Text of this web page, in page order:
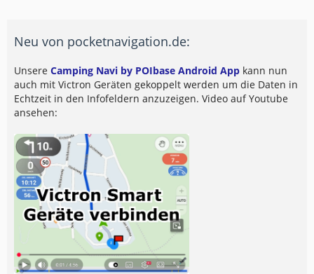
Neu von pocketnavigation.de:
Unsere Camping Navi by POIbase Android App kann nun
auch mit Victron Geräten gekoppelt werden um die Daten in
Echtzeit in den Infofeldern anzuzeigen. Video auf Youtube
ansehen: